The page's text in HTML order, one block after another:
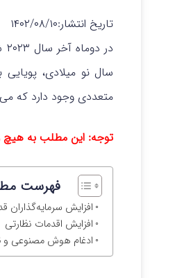
تاریخ انتشار:۱۴۰۲/۰۸/۱۰
در دوماه آخر سال ۲۰۲۳ شاهد سرمایه‌گذاری بیشتر در دنیای رمزارزها خواهیم بود.
سال نو میلادی، پویایی
متعددی وجود دارد که
توجه: این مطلب به
فهرست
افزایش سرمایه‌گذاران
افزایش اقدمات نظارتی
ادغام هوش مصنوعی و Web3